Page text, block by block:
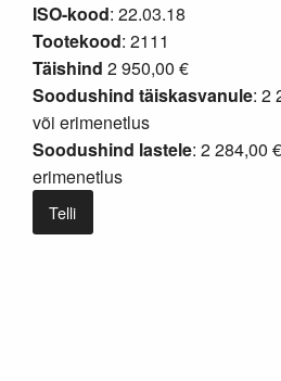
ISO-kood: 22.03.18
Tootekood: 2111
Täishind 2 950,00 €
Soodushind täiskasvanule: 2
või erimenetlus
Soodushind lastele: 2 284,00
erimenetlus
Telli